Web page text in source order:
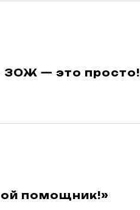
ЗОЖ — это просто!
помощник!»